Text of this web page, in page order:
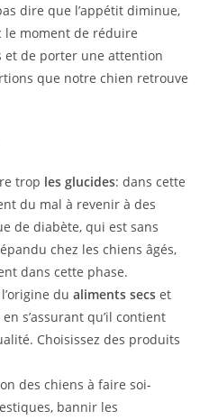
dire que l’appétit diminue,
le moment de réduire
et de porter une attention
que notre chien retrouve
trop les glucides: dans cette
du mal à revenir à des
de diabète, qui est sans
chez les chiens âgés,
dans cette phase.
dualiments secs et
en s’assurant qu’il contient
Choisissez des produits
des chiens à faire soi-
bannir les